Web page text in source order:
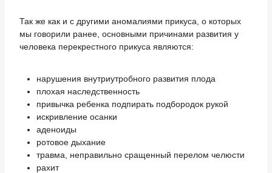
Так же как и с другими аномалиями прикуса, о которых
мы говорили ранее, основными причинами развития у
человека перекрестного прикуса являются:
нарушения внутриутробного развития плода
плохая наследственность
привычка ребенка подпирать подбородок рукой
искривление осанки
аденоиды
ротовое дыхание
травма, неправильно сращенный перелом челюсти
рахит